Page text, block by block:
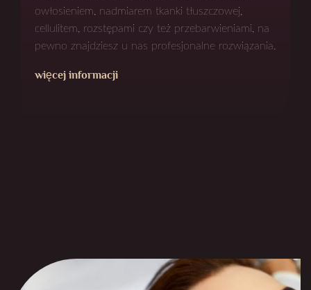
owłosieniem, nadmiarem tkanki tłuszczowej,
cellulitem, rozstępami czy też przebarwieniami, na
pewno znajdziesz u nas profesjonalne rozwiązania.
więcej informacji